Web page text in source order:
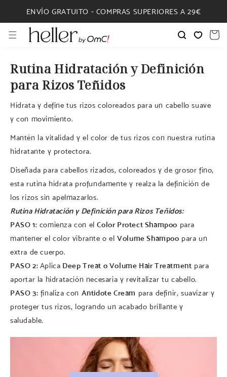
DIRECTAMENTE
ENVÍO GRATUITO - COMPRAS SUPERIORES A 29€
Carrito
Rutina Hidratación y Definición
para Rizos Teñidos
Hidrata y define tus rizos coloreados para un cabello suave
y con movimiento.
Mantén la vitalidad y el color de tus rizos con nuestra rutina
hidratante y protectora.
Diseñada para cabellos rizados, coloreados y de grosor fino,
esta rutina hidrata profundamente y realza la definición de
los rizos sin apelmazarlos.
Rutina Hidratación y Definición para Rizos Teñidos:
PASO 1: comienza con elColor Protect Shampoo para
mantener el color vibrante o elVolume Shampoo para un
extra de cuerpo.
PASO 2: Aplica Deep Treat o Volume Hair Treatment para
aportar la hidratación necesaria y revitalizar tu cabello.
PASO 3: finaliza con Antidote Cream para definir, suavizar y
proteger tus rizos, logrando un acabado brillante y
saludable.